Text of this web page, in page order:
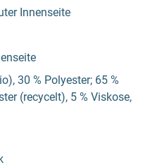
Innenseite
30 % Polyester; 65 %
(recycelt), 5 % Viskose,